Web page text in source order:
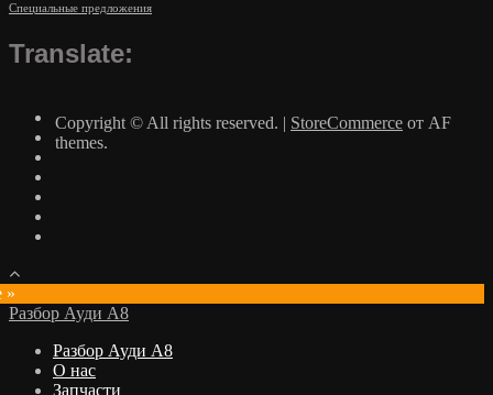
Специальные предложения
Translate:
Copyright © All rights reserved. | StoreCommerce от AF
themes.
»
Разбор Ауди А8
Разбор Ауди А8
О нас
Запчасти